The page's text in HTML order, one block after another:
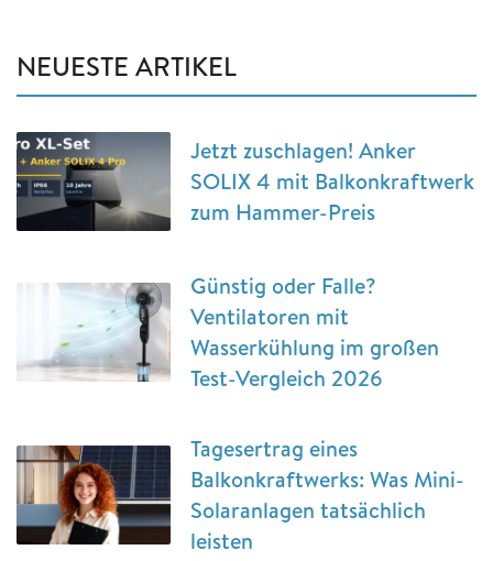
NEUESTE ARTIKEL
Jetzt zuschlagen! Anker
SOLIX 4 mit Balkonkraftwerk
zum Hammer-Preis
Günstig oder Falle?
Ventilatoren mit
Wasserkühlung im großen
Test-Vergleich 2026
Tagesertrag eines
Balkonkraftwerks: Was Mini-
Solaranlagen tatsächlich
leisten